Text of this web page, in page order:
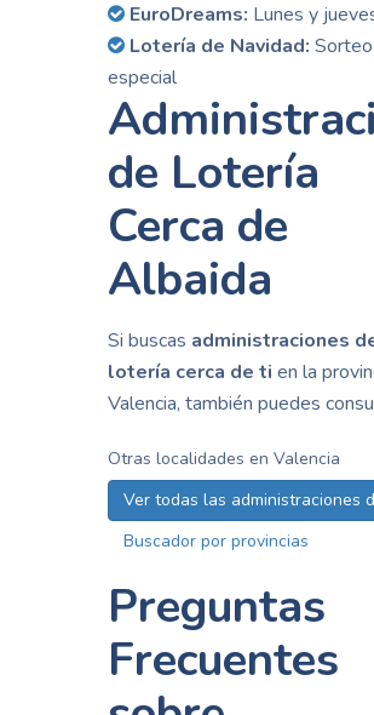
EuroDreams: Lunes y
Lotería de Navidad: Sorteo
especial
de Lotería
Cerca de
Albaida
Si buscas administraciones
lotería cerca de ti en la
Valencia, también puedes
Otras localidades en Valencia
Ver todas las administraciones
Buscador por provincias
Preguntas
Frecuentes